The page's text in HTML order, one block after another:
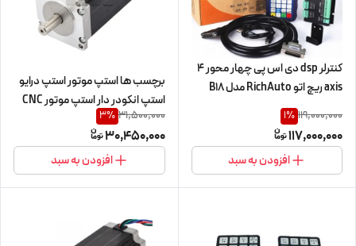
کنترلر dsp دی اس پی چهار محور 4
axis ریچ اتو RichAuto مدل B18
119,000,000
1%
117,000,000
افزودن به سبد
برچسب ها استپ موتور استپ درایو
استپ انکودر دار استپ موتور CNC
220kg.cm/22n.m مدل
110H3S220 سه فاز 3ph نما nema
31,500,000
3%
30,450,000
افزودن به سبد